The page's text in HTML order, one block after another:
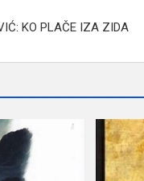
KO PLAČE IZA ZIDA